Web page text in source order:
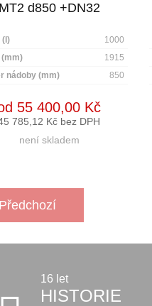
MT2 d850 +DN32
(l)
1000
1915
nádoby (mm)
850
55 400,00 Kč
785,12 Kč bez DPH
není skladem
Předchozí
16 let
HISTORIE